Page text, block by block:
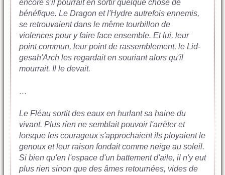
encore s'il pourrait en sortir quelque chose de
bénéfique. Le Dragon et l'Hydre autrefois ennemis,
se retrouvaient dans le même tourbillon de
violences pour y faire face ensemble. Et lui, leur
point commun, leur point de rassemblement, le Lid-
gesah'Arch les regardait en souriant alors qu'il
mourrait. Il le devait.
…
Le Fléau sortit des eaux en hurlant sa haine du
vivant. Plus rien ne semblait pouvoir l'arrêter et
lorsque les courageux s'approchaient ils ployaient le
genoux et leur raison fondait comme neige au soleil.
Si bien qu'en l'espace d'un battement d'aile, il n'y eut
plus rien sinon que des âmes retournées, vides de